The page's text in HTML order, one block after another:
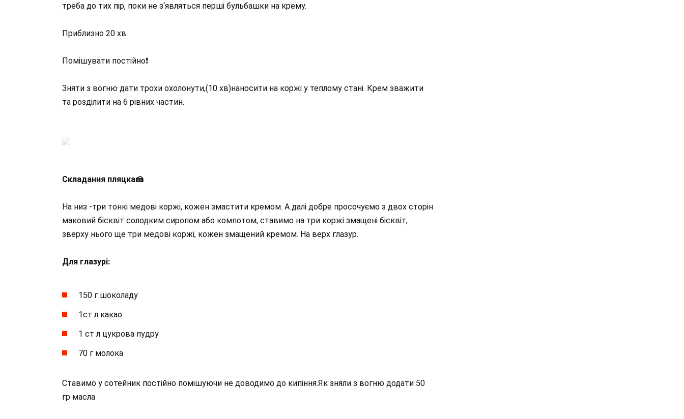
треба до тих пір, поки не з‘являться перші бульбашки на крему.
Приблизно 20 хв.
Помішувати постійно❗️
Зняти з вогню дати трохи охолонути,(10 хв)наносити на коржі у теплому стані. Крем зважити
та розділити на 6 рівних частин.
Складання пляцка🍰
На низ -три тонкі медові коржі, кожен змастити кремом. А далі добре просочуємо з двох сторін
маковий бісквіт солодким сиропом або компотом, ставимо на три коржі змащені бісквіт,
зверху нього ще три медові коржі, кожен змащений кремом. На верх глазур.
Для глазурі:
150 г шоколаду
1ст л какао
1 ст л цукрова пудру
70 г молока
Ставимо у сотейник постійно помішуючи не доводимо до кипіння.Як зняли з вогню додати 50
гр масла